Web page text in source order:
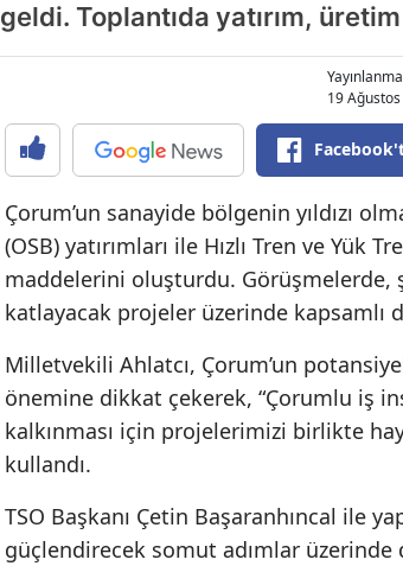
geldi. Toplantıda yatırım,
Yayınlanma
19
Çorum’un sanayide bölgenin yıldızı
(OSB) yatırımları ile Hızlı Tren ve Yük
maddelerini oluşturdu. Görüşmelerde,
katlayacak projeler üzerinde kapsamlı
Milletvekili Ahlatcı, Çorum’un
önemine dikkat çekerek, “Çorumlu iş
kalkınması için projelerimizi birlikte
kullandı.
TSO Başkanı Çetin Başaranhıncal ile
güçlendirecek somut adımlar üzerinde